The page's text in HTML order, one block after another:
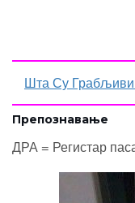
Шта Су
Препознавање
ДРА = Регистар